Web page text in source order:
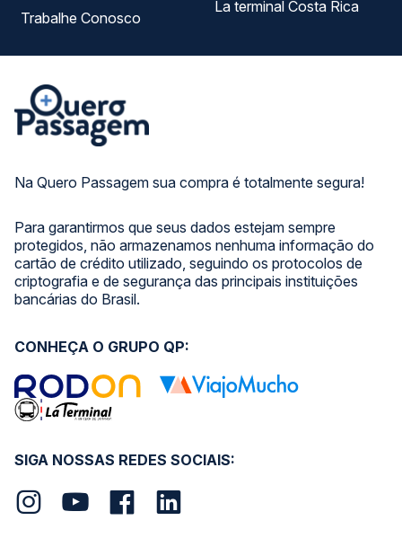
Na Quero Passagem sua compra é totalmente segura!
Para garantirmos que seus dados estejam sempre
protegidos, não armazenamos nenhuma informação do
cartão de crédito utilizado, seguindo os protocolos de
criptografia e de segurança das principais instituições
bancárias do Brasil.
Trabalhe Conosco
La terminal Costa Rica
SIGA NOSSAS REDES SOCIAIS:
CONHEÇA O GRUPO QP: